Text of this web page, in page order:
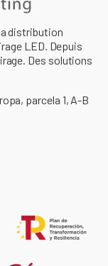
distribution
LED. Depuis
Des solutions
parcela 1, A-B